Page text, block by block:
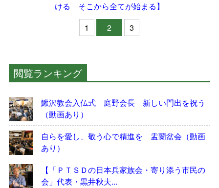
ける そこから全てが始まる】
1
2 3
閲覧ランキング
鰍沢教会入仏式 庭野会長 新しい門出を祝う
（動画あり）
自らを愛し、敬う心で精進を 盂蘭盆会（動画
あり）
【「ＰＴＳＤの日本兵家族会・寄り添う市民の
会」代表・黒井秋夫...